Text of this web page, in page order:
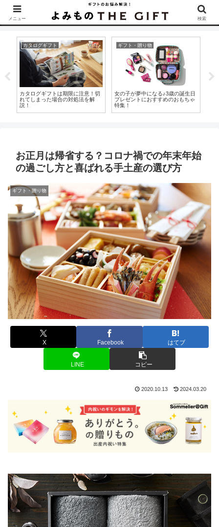
▶︎カタログギフトを探すなら『ソムリエ＠ギフト』をCheck！
内祝い
大人への第一歩！マナーを守って
恥ずかしくない成人祝いのお返し
をしよう
ギフト・贈り物
香典返しに挨拶状は必要？挨拶状
が必要な場合と書き方のマナーを
解説！
お正月は帰省する？コロナ禍での年末年始
の過ごし方と喜ばれる手土産の選び方
ギフト・贈り物
X Facebook はてブ
LINE コピー
2020.10.13 2024.03.20
メニュー 検索